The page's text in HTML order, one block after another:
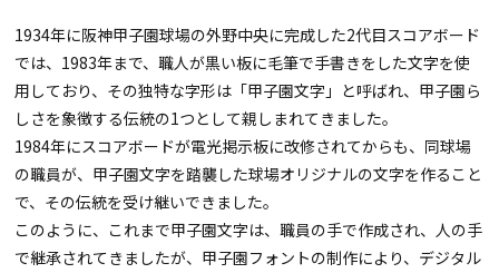
1934年に阪神甲子園球場の外野中央に完成した2代目スコアボード
では、1983年まで、職人が黒い板に毛筆で手書きをした文字を使
用しており、その独特な字形は「甲子園文字」と呼ばれ、甲子園ら
しさを象徴する伝統の1つとして親しまれてきました。
1984年にスコアボードが電光掲示板に改修されてからも、同球場
の職員が、甲子園文字を踏襲した球場オリジナルの文字を作ること
で、その伝統を受け継いできました。
このように、これまで甲子園文字は、職員の手で作成され、人の手
で継承されてきましたが、甲子園フォントの制作により、デジタル